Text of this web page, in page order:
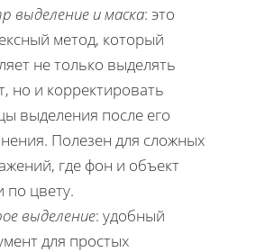
выделение и маска: это
метод, который
не только выделять
но и корректировать
выделения после его
Полезен для сложных
где фон и объект
по цвету.
выделение: удобный
для простых